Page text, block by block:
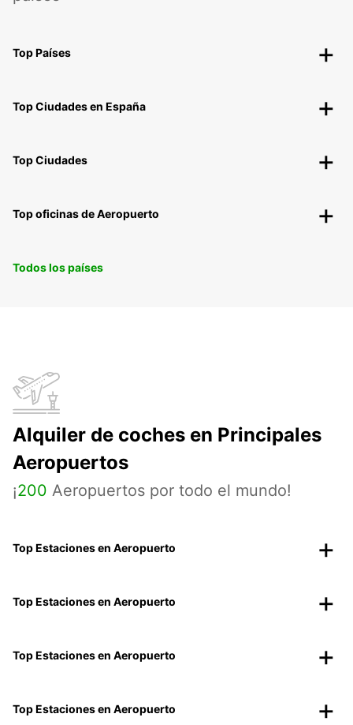
Top Países
Top Ciudades en España
Top Ciudades
Top oficinas de Aeropuerto
Todos los países
Alquiler de coches en Principales
Aeropuertos
¡200 Aeropuertos por todo el mundo!
Top Estaciones en Aeropuerto
Top Estaciones en Aeropuerto
Top Estaciones en Aeropuerto
Top Estaciones en Aeropuerto